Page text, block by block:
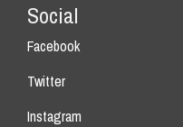
Social
Facebook
Twitter
Instagram